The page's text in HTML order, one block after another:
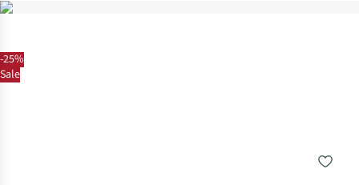
-25%
Sale